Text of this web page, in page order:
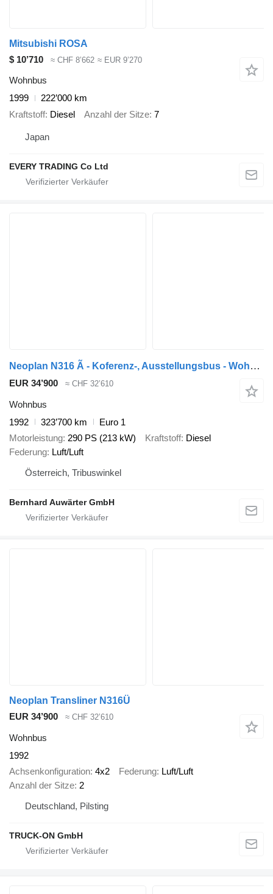
Mitsubishi ROSA
$ 10’710
≈ CHF 8’662 ≈ EUR 9’270
Wohnbus
1999
222’000 km
Kraftstoff Diesel Anzahl der Sitze 7
Japan
EVERY TRADING Co Ltd
Neoplan N316 Ã - Koferenz-, Ausstellungsbus - Wohnmobil
EUR 34’900 ≈ CHF 32’610
Wohnbus
1992
323’700 km
Euro 1
Motorleistung 290 PS (213 kW) Kraftstoff Diesel
Federung Luft/Luft
Österreich, Tribuswinkel
Bernhard Auwärter GmbH
Neoplan Transliner N316Ü
EUR 34’900
≈ CHF 32’610
Wohnbus
1992
Achsenkonfiguration 4x2 Federung Luft/Luft
Anzahl der Sitze 2
Deutschland, Pilsting
TRUCK-ON GmbH